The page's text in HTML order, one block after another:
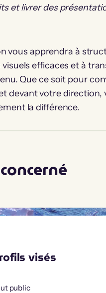
et livrer des
vous apprendra à
efficaces et à
Que ce soit pour
devant votre direction,
la différence.
visés
public